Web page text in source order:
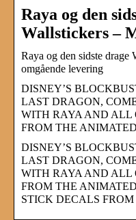
Raya og den
Wallstickers –
Raya og den sidste drage
omgående levering
DISNEY’S
LAST DRAGON,
WITH RAYA AND ALL
FROM THE
DISNEY’S
LAST DRAGON,
WITH RAYA AND ALL
FROM THE
STICK DECALS